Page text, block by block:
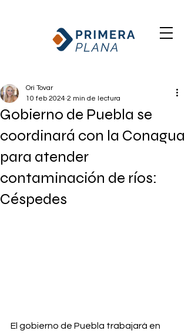
Gobierno de Puebla se
coordinará con la Conagua
para atender
contaminación de ríos:
Céspedes
Ori Tovar
10 feb 2024 2 min de lectura
El gobierno de Puebla trabajará en